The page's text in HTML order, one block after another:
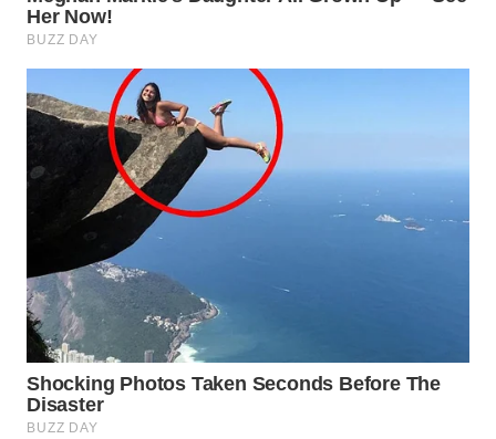
WN
INDRAMAYU
WN
KUNINGAN
MAJALENGKA
WN
SUBANG
WN
SUKABUMI
WN